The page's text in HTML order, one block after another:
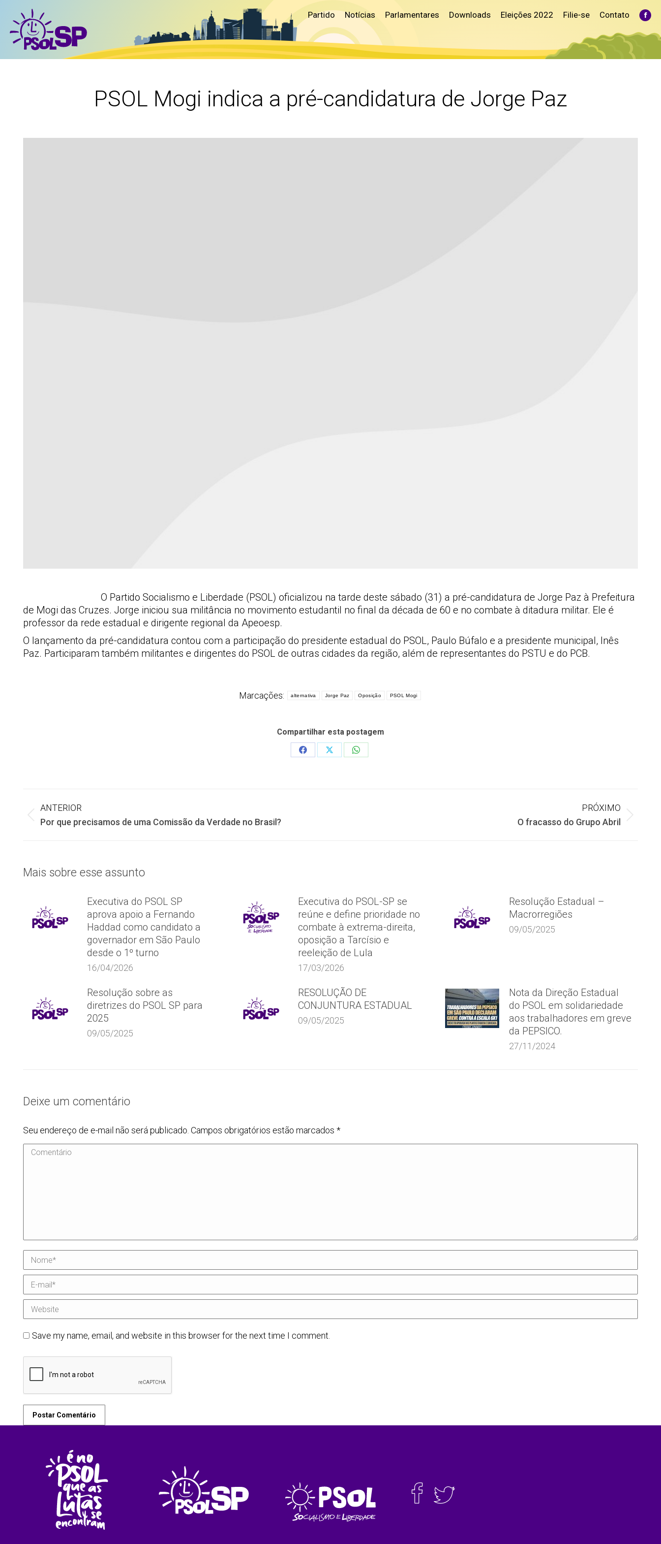
Partido Notícias Parlamentares Downloads Eleições 2022 Filie-se Contato
PSOL Mogi indica a pré-candidatura de Jorge Paz
O Partido Socialismo e Liberdade (PSOL) oficializou na tarde deste sábado (31) a pré-candidatura de Jorge Paz à Prefeitura
de Mogi das Cruzes. Jorge iniciou sua militância no movimento estudantil no final da década de 60 e no combate à ditadura militar. Ele é
professor da rede estadual e dirigente regional da Apeoesp.
O lançamento da pré-candidatura contou com a participação do presidente estadual do PSOL, Paulo Búfalo e a presidente municipal, Inês
Paz. Participaram também militantes e dirigentes do PSOL de outras cidades da região, além de representantes do PSTU e do PCB.
Marcações: alternativa Jorge Paz Oposição PSOL Mogi
Compartilhar esta postagem
Share
Share
Share
Navegação
de
post:
ANTERIOR
Post
Por que precisamos de uma Comissão da Verdade no Brasil?
PRÓXIMO
O fracasso do Grupo Abril
Mais sobre esse assunto
Executiva do PSOL SP
aprova apoio a Fernando
Haddad como candidato a
governador em São Paulo
desde o 1º turno
16/04/2026
Executiva do PSOL-SP se
reúne e define prioridade no
combate à extrema-direita,
oposição a Tarcísio e
reeleição de Lula
17/03/2026
Resolução Estadual –
Macrorregiões
09/05/2025
Resolução sobre as
diretrizes do PSOL SP para
2025
09/05/2025
RESOLUÇÃO DE
CONJUNTURA ESTADUAL
09/05/2025
Nota da Direção Estadual
do PSOL em solidariedade
aos trabalhadores em greve
da PEPSICO.
27/11/2024
Deixe um comentário
Seu endereço de e-mail não será publicado. Campos obrigatórios estão marcados *
Comentário
Nome *
E-mail *
Website
Save my name, email, and website in this browser for the next time I comment.
Postar Comentário